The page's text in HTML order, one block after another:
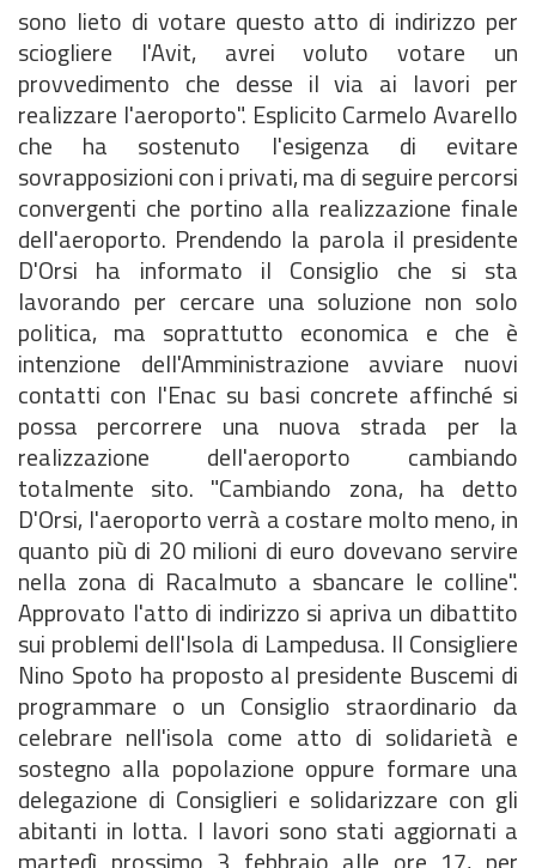
sono lieto di votare questo atto di indirizzo per
sciogliere l'Avit, avrei voluto votare un
provvedimento che desse il via ai lavori per
realizzare l'aeroporto". Esplicito Carmelo Avarello
che ha sostenuto l'esigenza di evitare
sovrapposizioni con i privati, ma di seguire percorsi
convergenti che portino alla realizzazione finale
dell'aeroporto. Prendendo la parola il presidente
D'Orsi ha informato il Consiglio che si sta
lavorando per cercare una soluzione non solo
politica, ma soprattutto economica e che è
intenzione dell'Amministrazione avviare nuovi
contatti con l'Enac su basi concrete affinché si
possa percorrere una nuova strada per la
realizzazione dell'aeroporto cambiando
totalmente sito. "Cambiando zona, ha detto
D'Orsi, l'aeroporto verrà a costare molto meno, in
quanto più di 20 milioni di euro dovevano servire
nella zona di Racalmuto a sbancare le colline".
Approvato l'atto di indirizzo si apriva un dibattito
sui problemi dell'Isola di Lampedusa. Il Consigliere
Nino Spoto ha proposto al presidente Buscemi di
programmare o un Consiglio straordinario da
celebrare nell'isola come atto di solidarietà e
sostegno alla popolazione oppure formare una
delegazione di Consiglieri e solidarizzare con gli
abitanti in lotta. I lavori sono stati aggiornati a